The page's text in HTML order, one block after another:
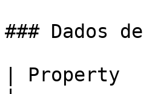
### Dados
|